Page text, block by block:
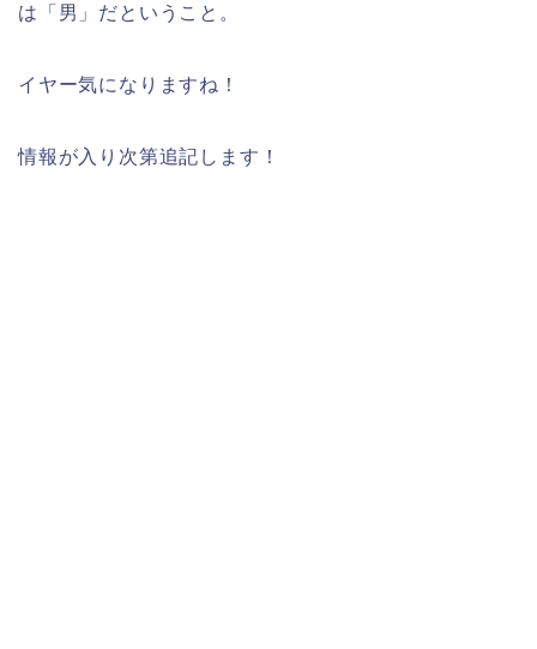
は「男」だということ。
イヤー気になりますね！
情報が入り次第追記します！